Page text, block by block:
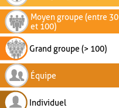
Moyen groupe (entre 30
et 100)
Grand groupe (> 100)
Équipe
Individuel